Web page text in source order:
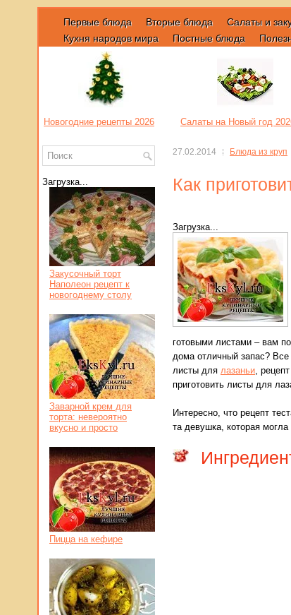
Первые блюда Вторые блюда Салаты и
Кухня народов мира
Постные блюда
Новогодние рецепты 2026 Салаты на Новый год
27.02.2014 Блюда из круп
Как
Загрузка...
готовыми листами – вам
дома отличный запас? Все
листы для лазаньи,
приготовить листы для
Интересно, что рецепт
та девушка, которая
Загрузка...
Закусочный торт
Наполеон рецепт к
новогоднему столу
Заварной крем для
торта: невероятно
вкусно и просто
Пицца на кефире